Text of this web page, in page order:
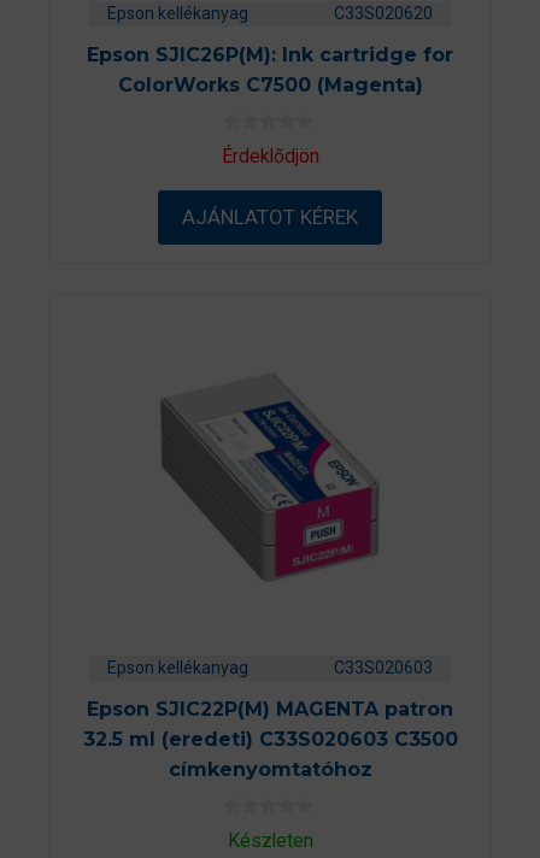
Epson kellékanyag C33S020620
Epson SJIC26P(M): Ink cartridge for
ColorWorks C7500 (Magenta)
0
a
-
ő
Érdeklődjön
AJÁNLATOT KÉREK
Epson kellékanyag C33S020603
Epson SJIC22P(M) MAGENTA patron
32.5 ml (eredeti) C33S020603 C3500
címkenyomtatóhoz
0
aKészleten